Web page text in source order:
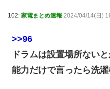
102: 家電まとめ速報 2024/04/14(日)
>>96
ドラムは設置場所ない
能力だけで言ったら洗